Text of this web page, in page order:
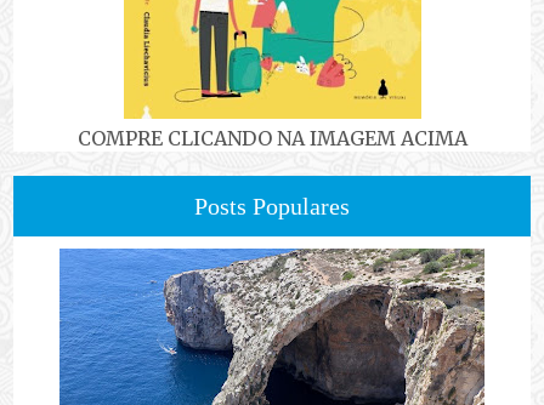
COMPRE CLICANDO NA IMAGEM ACIMA
Posts Populares